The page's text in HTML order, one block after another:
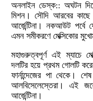
অনলাইন ডেস্ক:: অঘটন
মিশন। সৌদি আরবের কাছে
আর্জেন্টিনা। নকআউট পর্বে
এমন সমীকরণে মেক্সিকোর
মহাগুরুত্বপূর্ণ এই ম্যাচে
দলটির হয়ে প্রথম গোলটি
ফার্নান্দেজের পা থেকে।
আলবিসেলেস্তেরা। এই
আর্জেন্টিনা।